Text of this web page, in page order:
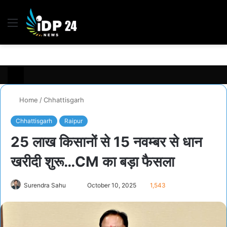
Menu
Home /Chhattisgarh
Chhattisgarh Raipur
25 लाख किसानों से 15 नवम्बर से धान
खरीदी शुरू…CM का बड़ा फैसला
Surendra Sahu October 10, 2025 1,543